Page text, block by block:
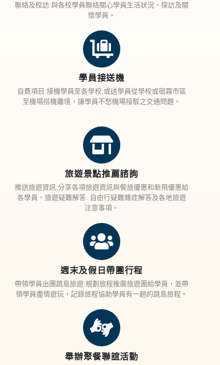
聯絡及校訪:與各校學員聯絡關心學員生活狀況、探訪及關
懷學員。
學員接送機
自費項目:接機學員至各學校;或送學員從學校或宿霧市區
至機場搭機離境，讓學員不愁機場接駁之交通問題。
旅遊景點推薦諮詢
推送旅遊資訊:分享各項旅遊資訊與餐旅優惠和新飛優惠給
各學員、旅遊疑難解答: 自由行疑難雜症解答及各地旅遊
注意事項。
週末及假日帶團行程
帶領學員出團跳島旅遊:規劃旅程推廣旅遊團給學員，並帶
領學員盡情遊玩，記錄旅程協助學員有一趟的跳島旅程。
舉辦聚餐聯誼活動